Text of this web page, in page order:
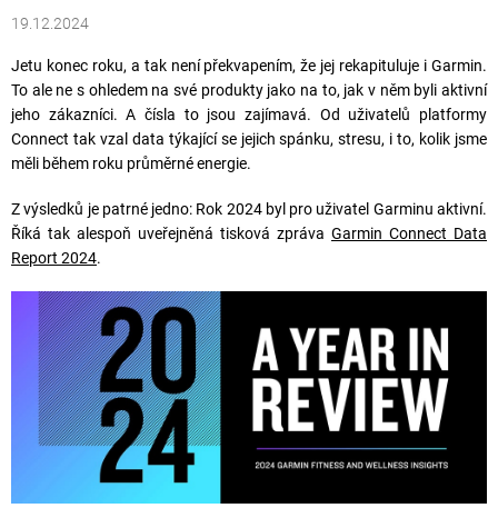
19.12.2024
Jetu konec roku, a tak není překvapením, že jej rekapituluje i Garmin.
To ale ne s ohledem na své produkty jako na to, jak v něm byli aktivní
jeho zákazníci. A čísla to jsou zajímavá. Od uživatelů platformy
Connect tak vzal data týkající se jejich spánku, stresu, i to, kolik jsme
měli během roku průměrné energie.
Z výsledků je patrné jedno: Rok 2024 byl pro uživatel Garminu aktivní.
Říká tak alespoň uveřejněná tisková zpráva Garmin Connect Data
Report 2024.